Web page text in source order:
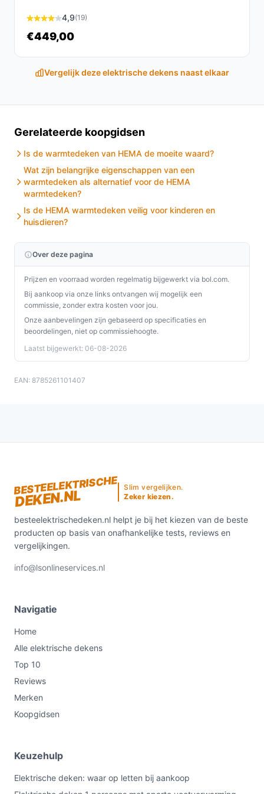
4,9(19)
€449,00
Vergelijk deze elektrische dekens naast elkaar
Gerelateerde koopgidsen
Is de warmtedeken van HEMA de moeite waard?
Wat zijn belangrijke eigenschappen van een
warmtedeken als alternatief voor de HEMA
warmtedeken?
Is de HEMA warmtedeken veilig voor kinderen en
huisdieren?
Over deze pagina
Prijzen en voorraad worden regelmatig bijgewerkt via bol.com.
Bij aankoop via onze links ontvangen wij mogelijk een
commissie, zonder extra kosten voor jou.
Onze aanbevelingen zijn gebaseerd op specificaties en
beoordelingen, niet op commissiehoogte.
Laatst bijgewerkt: 06-08-2026
EAN: 8785261101407
BESTEELEKTRISCHE
DEKEN.NL
Slim vergelijken.
Zeker kiezen.
besteelektrischedeken.nl helpt je bij het kiezen van de beste
producten op basis van onafhankelijke tests, reviews en
vergelijkingen.
info@lsonlineservices.nl
Navigatie
Home
Alle elektrische dekens
Top 10
Reviews
Merken
Koopgidsen
Keuzehulp
Elektrische deken: waar op letten bij aankoop